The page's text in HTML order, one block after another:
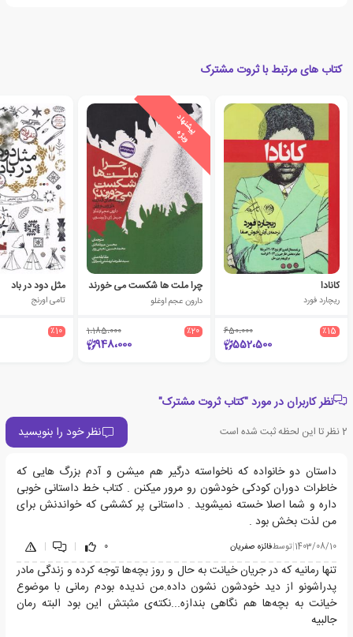
کتاب های مرتبط با ثروت مشترک
کانادا
ریچارد فورد
٪15 650،000
552،500
پ
ی
ش
ن
ه
ا
د
و
ی
ژ
ه
چرا ملت ها شکست می خورند
دارون عجم اوغلو
٪20 1،185،000
948،000
مثل دود در باد
تامی اورنج
٪10
نظر کاربران در مورد "کتاب ثروت مشترک"
2نظر تا این لحظه ثبت شده است نظر خود را بنویسید
داستان دو خانواده که ناخواسته درگیر هم میشن و آدم بزرگ هایی که
خاطرات دوران کودکی خودشون رو مرور میکنن . کتاب خط داستانی خوبی
داره و شما اصلا خسته نمیشوید . داستانی پر کششی که خواندنش برای
من لذت بخش بود .
1403/08/10
|توسطفائزه صفریان 0
|
|
تنها رمانیه که در جریان خیانت به حال و روز بچه‌ها توجه کرده و زندگی مادر
پدراشونو از دید خودشون نشون داده.من ندیده بودم رمانی با موضوع
خیانت به بچه‌ها هم نگاهی بندازه...نکته‌ی مثبتش این بود البته رمان
جالبیه